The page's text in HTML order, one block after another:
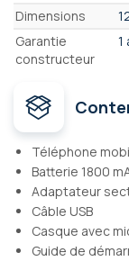
Dimensions
Garantie
constructeur
1
Téléphone
Batterie 1800
Adaptateur
Câble USB
Casque avec
Guide de